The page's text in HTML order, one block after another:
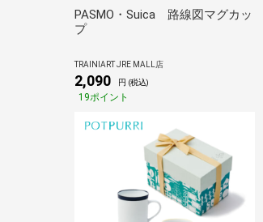
PASMO・Suica 路線図マグカッ
プ
TRAINIART JRE MALL店
2,090 円 (税込)
19ポイント